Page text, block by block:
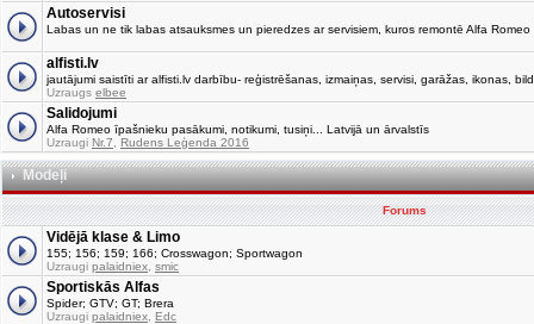
Autoservisi
Labas un ne tik labas atsauksmes un pieredzes ar servisiem, kuros remontē Alfa Romeo
alfisti.lv
jautājumi saistīti ar alfisti.lv darbību- reģistrēšanas, izmaiņas, servisi, garāžas, ikonas,
Uzraugs elbee
Salidojumi
Alfa Romeo īpašnieku pasākumi, notikumi, tusiņi... Latvijā un ārvalstīs
Uzraugi Nr.7 Rudens Leģenda 2016
Modeļi
Forums
Vidējā klase & Limo
155; 156; 159; 166; Crosswagon; Sportwagon
Uzraugi palaidniex smic
Sportiskās Alfas
Spider; GTV; GT; Brera
Uzraugi palaidniex Edc